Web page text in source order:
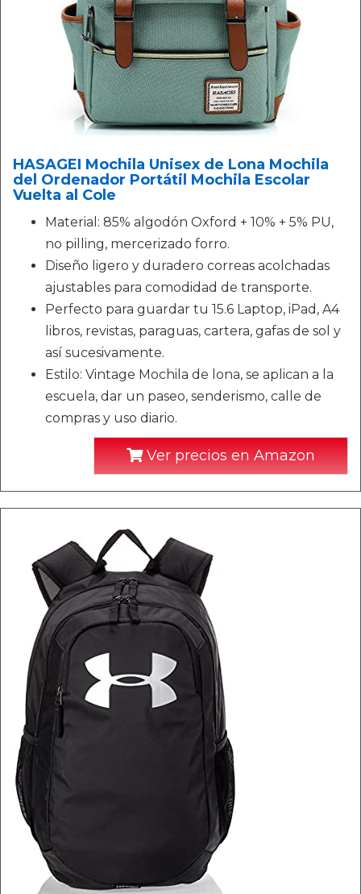
HASAGEI Mochila Unisex de Lona Mochila
del Ordenador Portátil Mochila Escolar
Vuelta al Cole
Material: 85% algodón Oxford + 10% + 5% PU,
no pilling, mercerizado forro.
Diseño ligero y duradero correas acolchadas
ajustables para comodidad de transporte.
Perfecto para guardar tu 15.6 Laptop, iPad, A4
libros, revistas, paraguas, cartera, gafas de sol y
así sucesivamente.
Estilo: Vintage Mochila de lona, se aplican a la
escuela, dar un paseo, senderismo, calle de
compras y uso diario.
Ver precios en Amazon